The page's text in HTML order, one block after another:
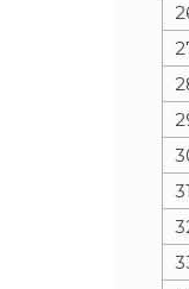
31